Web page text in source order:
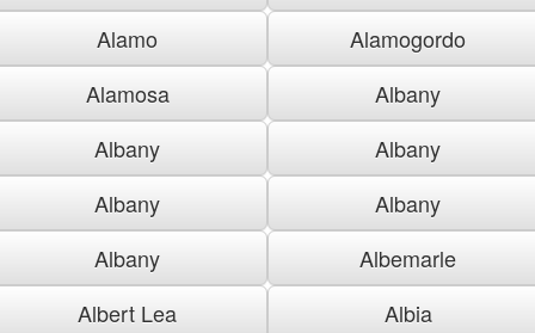
Alamo
Alamogordo
Alamosa
Albany
Albany
Albany
Albany
Albany
Albany
Albemarle
Albert Lea
Albia